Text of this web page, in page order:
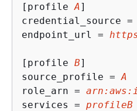
[profile A ]
credential_source =
endpoint_url =
[profile B]
source_profile = A
role_arn =
services = profileB